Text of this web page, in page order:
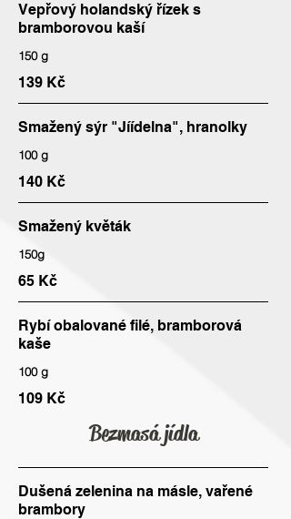
Vepřový holandský řízek s
bramborovou kaší
150 g
139 Kč
Smažený sýr "Jíídelna", hranolky
100 g
140 Kč
Smažený květák
150g
65 Kč
Rybí obalované filé, bramborová
kaše
100 g
109 Kč
Bezmasá jídla
Dušená zelenina na másle, vařené
brambory